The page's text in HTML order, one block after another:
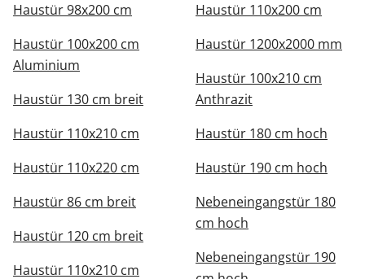
Haustür 98x200 cm
Haustür 100x200 cm
Aluminium
Haustür 130 cm breit
Haustür 110x200 cm
Haustür 1200x2000 mm
Haustür 100x210 cm
Anthrazit
Haustür 110x210 cm
Haustür 110x220 cm
Haustür 86 cm breit
Haustür 120 cm breit
Haustür 110x210 cm
Haustür 180 cm hoch
Haustür 190 cm hoch
Nebeneingangstür 180
cm hoch
Nebeneingangstür 190